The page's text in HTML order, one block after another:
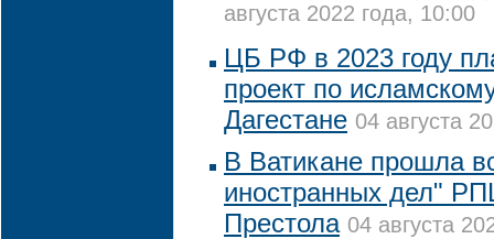
августа 2022 года, 10:00
ЦБ РФ в 2023 году
проект по
Дагестане 04 августа
В Ватикане прошла
иностранных дел"
Престола 04 августа